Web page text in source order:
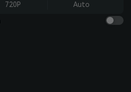
720P Auto